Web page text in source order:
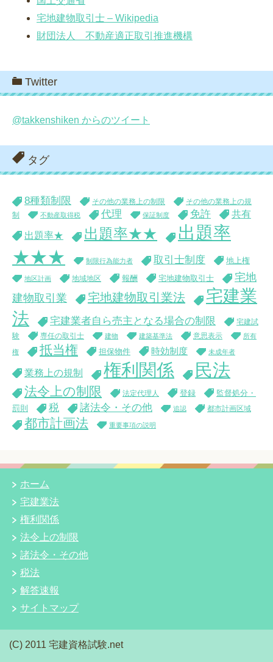
宅地建物取引士 – Wikipedia
財団法人 不動産適正取引推進機構
Twitter
@takkenshiken からのツイート
タグ
8種類制限 その他の業務上の制限
その他の業務上の規
制
不動産取得税 代理 保証制度 免許 共有
出題率★ 出題率★★
出題率
★★★
制限行為能力者 取引士制度 地上権
地区計画 地域地区 報酬 宅地建物取引士
宅地
建物取引業
宅地建物取引業法
宅建業
法
宅建業者自ら売主となる場合の制限
宅建試
験
専任の取引士 建物 建築基準法 意思表示 所有
権 抵当権 担保物件 時効制度 未成年者
業務上の規制 権利関係 民法
法令上の制限 法定代理人 登録
監督処分・
罰則
税 諸法令・その他 追認 都市計画区域
都市計画法 重要事項の説明
ホーム
宅建業法
権利関係
法令上の制限
諸法令・その他
税法
解答速報
サイトマップ
(C) 2011 宅建資格試験.net